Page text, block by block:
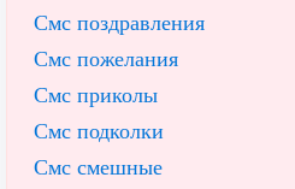
Смс поздравления
Смс пожелания
Смс приколы
Смс подколки
Смс смешные